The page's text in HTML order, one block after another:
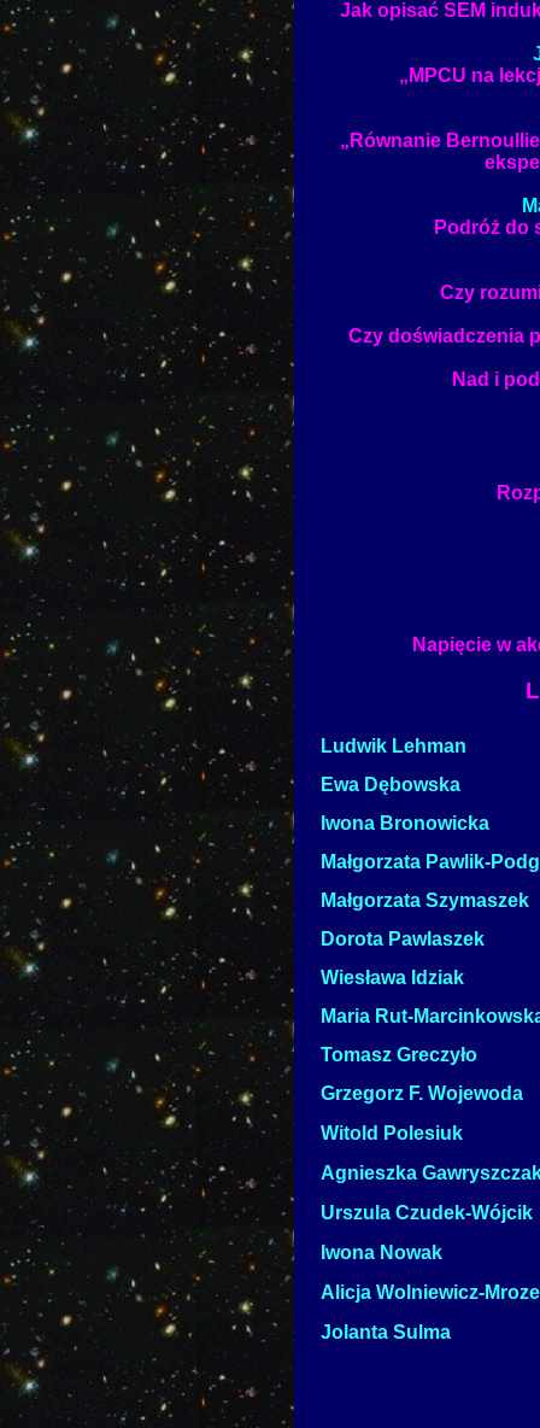
Jak opisać SEM
„MPCU na
„Równanie
Podróż do
Czy
Czy doświadczenia
Nad i
Napięcie w
Ludwik Lehman
Ewa Dębowska
Iwona Bronowicka
Małgorzata Pawlik-
Małgorzata Szymaszek
Dorota Pawlaszek
Wiesława Idziak
Maria Rut-
Tomasz Greczyło
Grzegorz F. Wojewoda
Witold Polesiuk
Agnieszka
Urszula Czudek-Wójcik
Iwona Nowak
Alicja Wolniewicz-
Jolanta Sulma